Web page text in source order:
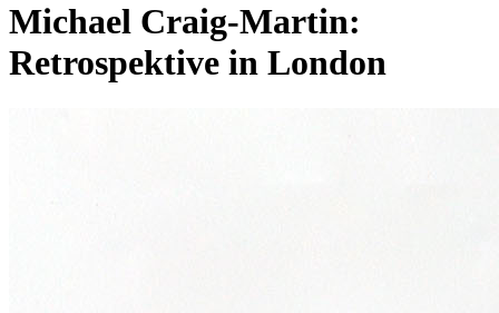
Michael Craig-Martin:
Retrospektive in London